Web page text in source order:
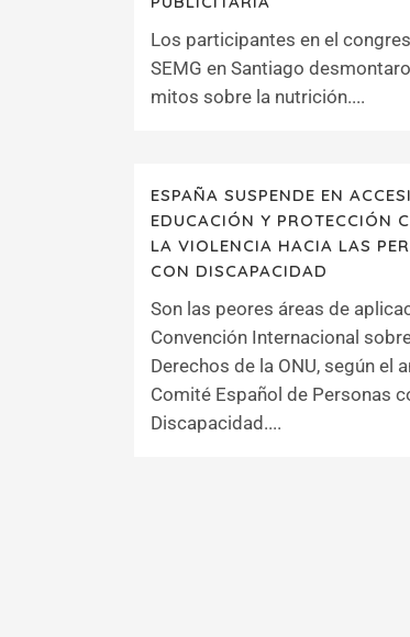
Los participantes en el
SEMG en Santiago
mitos sobre la nutrición....
ESPAÑA SUSPENDE EN
EDUCACIÓN Y PROTECCIÓN
LA VIOLENCIA HACIA LAS
CON DISCAPACIDAD
Son las peores áreas de
Convención Internacional
Derechos de la ONU, según el
Comité Español de Personas
Discapacidad....